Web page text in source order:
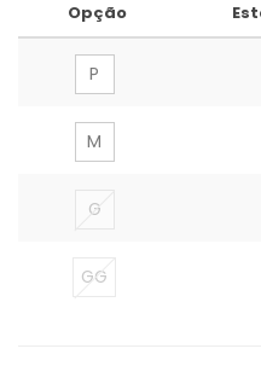
Opção
P
M
G
GG